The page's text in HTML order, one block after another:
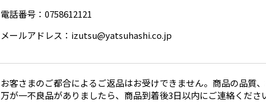
電話番号：0758612121
メールアドレス：izutsu@yatsuhashi.co.jp
お客さまのご都合によるご返品はお受けできません。商品の品質
万が一不良品がありましたら、商品到着後3日以内にご連絡くださ